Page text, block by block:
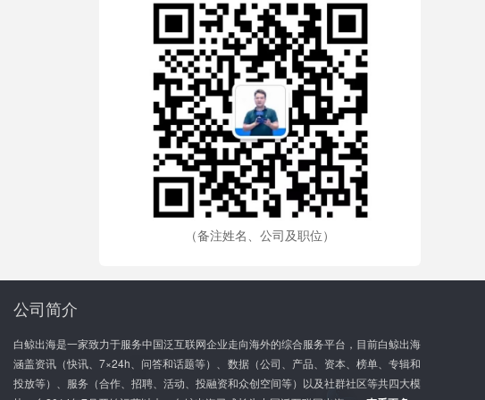
（备注姓名、公司及职位）
公司简介
白鲸出海是一家致力于服务中国泛互联网企业走向海外的综合服务平台，目前白鲸出海
涵盖资讯（快讯、7×24h、问答和话题等）、数据（公司、产品、资本、榜单、专辑和
投放等）、服务（合作、招聘、活动、投融资和众创空间等）以及社群社区等共四大模